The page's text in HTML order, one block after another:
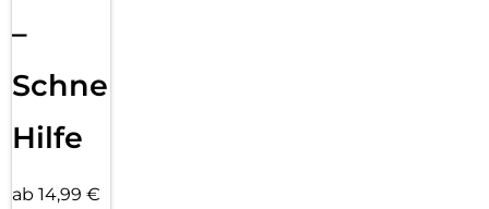
–
Schnelle
Hilfe
ab 14,99 €